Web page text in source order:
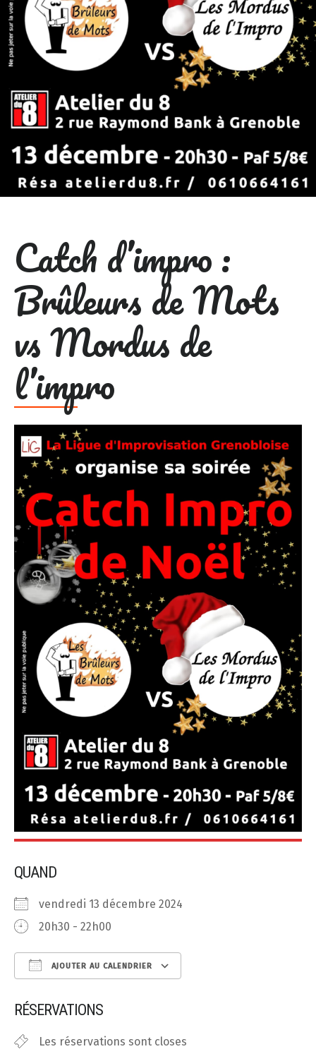
Catch d’impro :
Brûleurs de Mots
vs Mordus de
l’impro
QUAND
vendredi 13 décembre 2024
20h30 - 22h00
AJOUTER AU CALENDRIER
RÉSERVATIONS
Les réservations sont closes